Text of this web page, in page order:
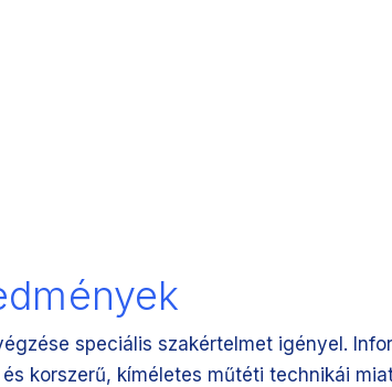
speciális szakértelmet igényel.
korszerű, kíméletes műtéti technikái